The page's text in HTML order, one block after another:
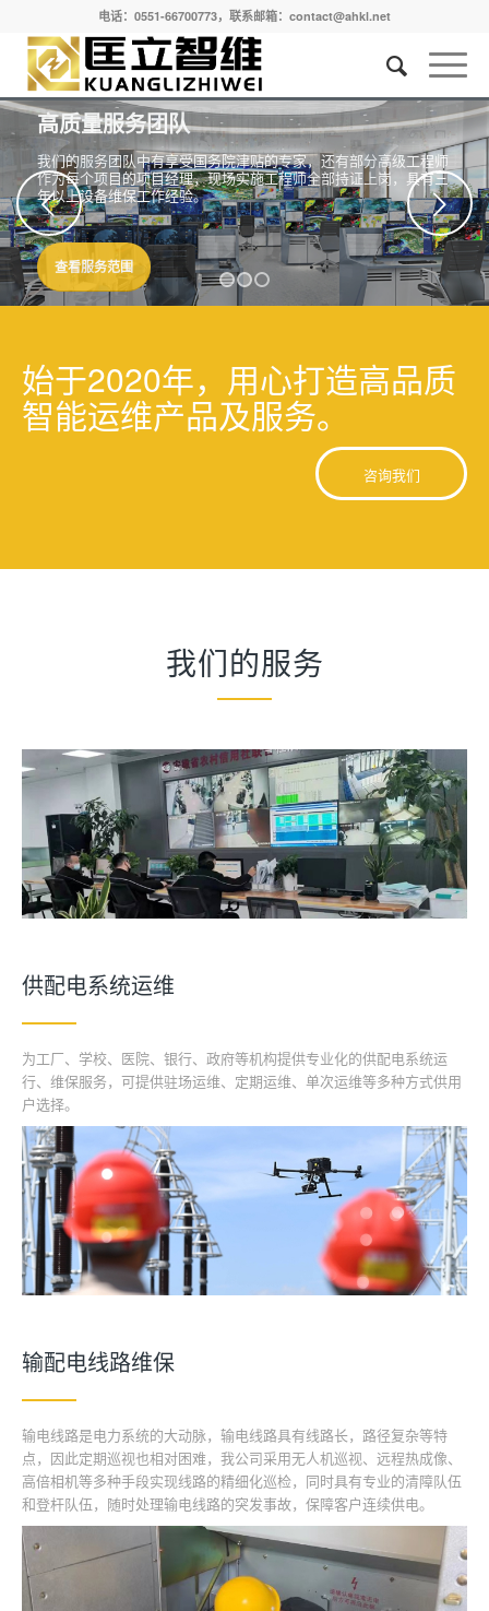
电话：0551-66700773，联系邮箱：contact@ahkl.net
下一页
始于2020年，用心打造高品质
智能运维产品及服务。
咨询我们
我们的服务
供配电系统运维
为工厂、学校、医院、银行、政府等机构提供专业化的供配电系统运
行、维保服务，可提供驻场运维、定期运维、单次运维等多种方式供用
户选择。
输配电线路维保
输电线路是电力系统的大动脉，输电线路具有线路长，路径复杂等特
点，因此定期巡视也相对困难，我公司采用无人机巡视、远程热成像、
高倍相机等多种手段实现线路的精细化巡检，同时具有专业的清障队伍
和登杆队伍，随时处理输电线路的突发事故，保障客户连续供电。